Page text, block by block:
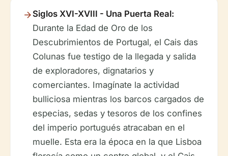
Siglos XVI-XVIII - Una Puerta Real:
Durante la Edad de Oro de los
Descubrimientos de Portugal, el Cais das
Colunas fue testigo de la llegada y salida
de exploradores, dignatarios y
comerciantes. Imagínate la actividad
bulliciosa mientras los barcos cargados de
especias, sedas y tesoros de los confines
del imperio portugués atracaban en el
muelle. Esta era la época en la que Lisboa